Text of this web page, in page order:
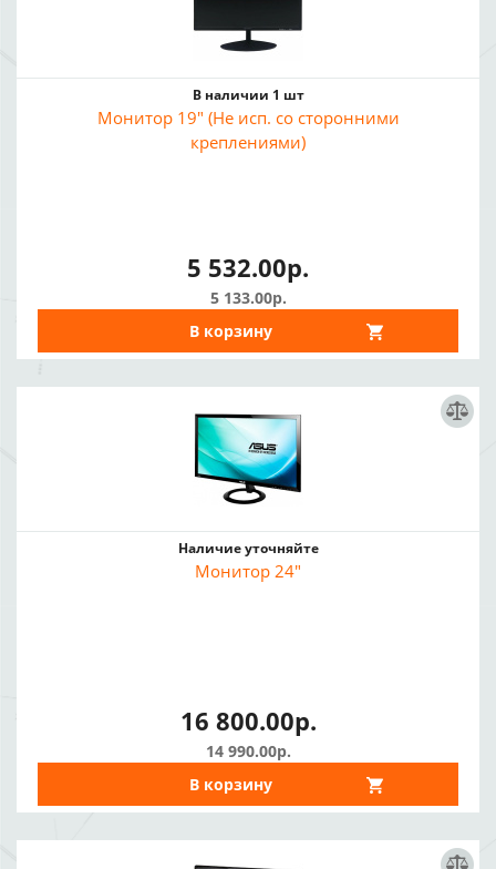
В наличии 1 шт
Монитор 19" (Не исп. со сторонними
креплениями)
5 532.00р.
5 133.00р.
В корзину
Наличие уточняйте
Монитор 24"
16 800.00р.
14 990.00р.
В корзину